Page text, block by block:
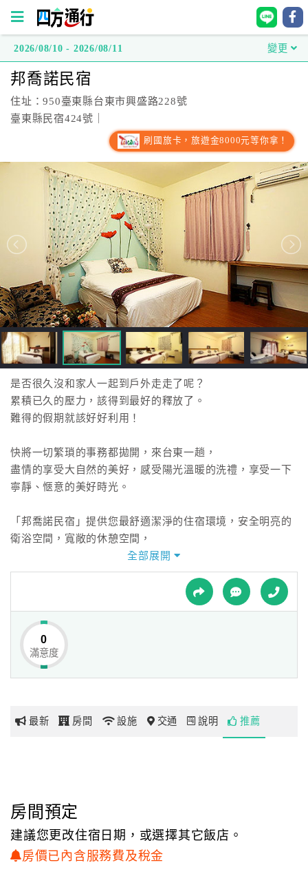
方
通
行
房
直
接
跟
飯
店
訂
房
HOT
特
色
民
球
網
玩
地
圖
顧
2026/08/10 - 2026/08/11 變更
邦喬諾民宿
住址：950臺東縣台東市興盛路228號
臺東縣民宿424號｜
刷國旅卡，旅遊金8000元等你拿！
是否很久沒和家人一起到戶外走走了呢？
累積已久的壓力，該得到最好的釋放了。
難得的假期就該好好利用！
快將一切繁瑣的事務都拋開，來台東一趟，
盡情的享受大自然的美好，感受陽光溫暖的洗禮，享受一下
寧靜、愜意的美好時光。
「邦喬諾民宿」提供您最舒適潔淨的住宿環境，安全明亮的
衛浴空間，寬敞的休憩空間，
最重要是我們提供您親切的服務，讓您在這裡能感受到家的
溫馨。
美好的渡假時光，就該選擇最優質的住宿，「邦喬諾民
全部展開
0
滿意度
最新 房間 設施 交通 說明 推薦
房間預定
建議您更改住宿日期，或選擇其它飯店。
房價已內含服務費及稅金